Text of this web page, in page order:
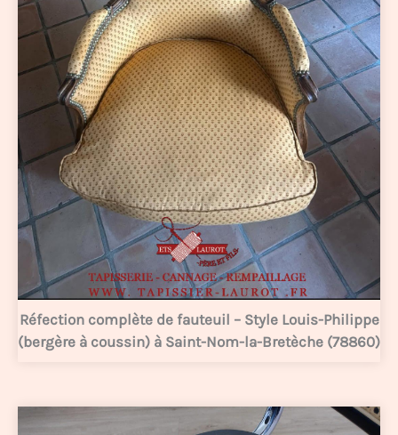
Réfection complète de fauteuil – Style Louis-Philippe
(bergère à coussin) à Saint-Nom-la-Bretèche (78860)